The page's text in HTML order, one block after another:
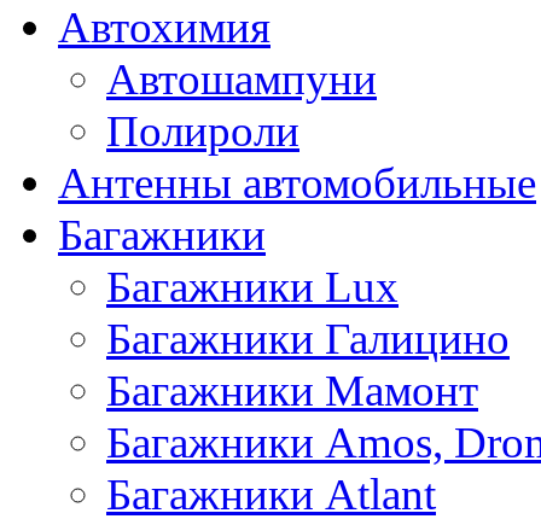
Автохимия
Автошампуни
Полироли
Антенны автомобильные
Багажники
Багажники Lux
Багажники Галицино
Багажники Мамонт
Багажники Amos,
Багажники Atlant